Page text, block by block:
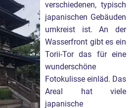
verschiedenen, typisch
japanischen Gebäuden
umkreist ist. An der
Wasserfront gibt es ein
Torii-Tor das für eine
wunderschöne
Fotokulisse einläd. Das
Areal hat viele
japanische